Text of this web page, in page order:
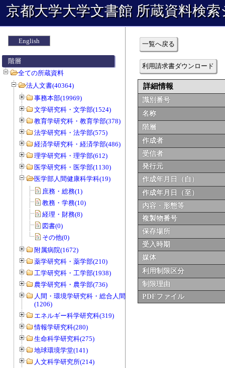
京都大学大学文書館 所蔵資料検
English
階層
全ての所蔵資料
法人文書(40364)
事務本部(19969)
文学研究科・文学部(1524)
教育学研究科・教育学部(378)
法学研究科・法学部(575)
経済学研究科・経済学部(486)
理学研究科・理学部(612)
医学研究科・医学部(1130)
医学部人間健康科学科(19)
庶務・総務(1)
教務・学務(10)
経理・財務(8)
図書(0)
その他(0)
附属病院(1672)
薬学研究科・薬学部(210)
工学研究科・工学部(1938)
農学研究科・農学部(736)
人間・環境学研究科・総合人間学部
(1206)
エネルギー科学研究科(319)
情報学研究科(280)
生命科学研究科(275)
地球環境学堂(141)
人文科学研究所(214)
一覧へ戻る
利用請求書ダウンロード
詳細情報
識別番号
名称
階層
作成者
受信者
発行元
作成年月日（自）
作成年月日（至）
内容・形態等
複製物番号
保存場所
受入時期
媒体
利用制限区分
制限理由
PDFファイル